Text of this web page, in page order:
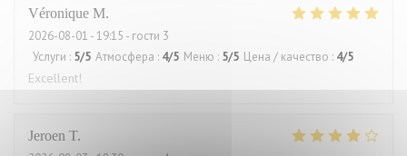
Véronique M
2026-08-01 - 19:15 - гости 3
Услуги : 5/5 Атмосфера : 4/5 Меню : 5/5 Цена / качество : 4/5
Excellent!
Jeroen T